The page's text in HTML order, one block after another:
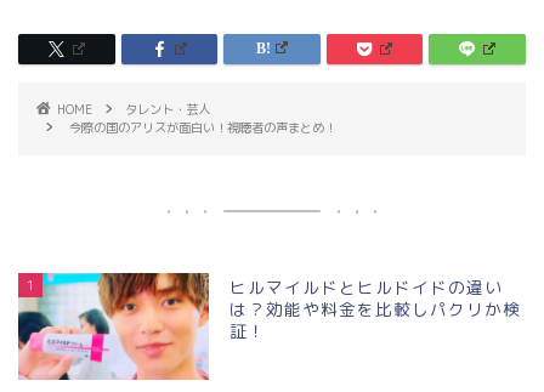
HOME
タレント・芸人
今際の国のアリスが面白い！視聴者の声まとめ！
1
ヒルマイルドとヒルドイドの違い
は？効能や料金を比較しパクリか検
証！